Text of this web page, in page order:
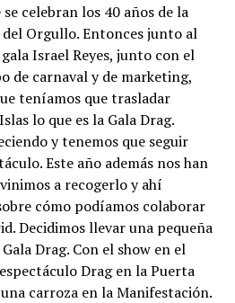
celebran los 40 años de la
Orgullo. Entonces junto al
Israel Reyes, junto con el
de carnaval y de marketing,
teníamos que trasladar
lo que es la Gala Drag.
y tenemos que seguir
Este año además nos han
a recogerlo y ahí
cómo podíamos colaborar
Decidimos llevar una pequeña
Drag. Con el show en el
Drag en la Puerta
carroza en la Manifestación.